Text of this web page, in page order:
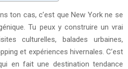
ton cas, c’est que New York ne se
Tu peux y construire un vrai
culturelles, balades urbaines,
et expériences hivernales. C’est
en fait une destination tendance